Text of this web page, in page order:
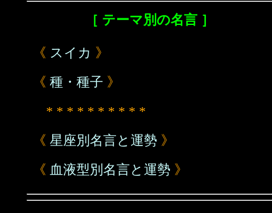
［ テーマ別の名言 ］
《 スイカ 》
《 種・種子 》
* * * * * * * * * *
《 星座別名言と運勢 》
《 血液型別名言と運勢 》